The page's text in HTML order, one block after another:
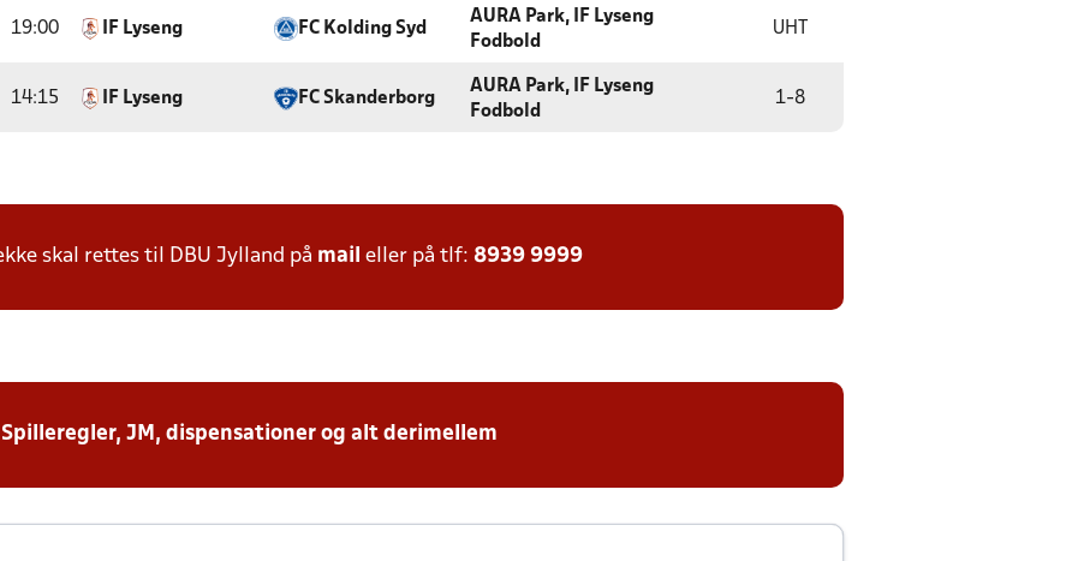
19:00 IF Lyseng FC Kolding Syd
AURA Park, IF Lyseng
Fodbold
UHT
14:15 IF Lyseng FC Skanderborg
AURA Park, IF Lyseng
Fodbold
1-8
skal rettes til DBU Jylland på mail eller på tlf: 8939 9999
JM, dispensationer og alt derimellem